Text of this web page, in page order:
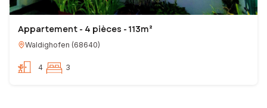
Appartement - 4 pièces - 113m²
Waldighofen (68640)
4 3